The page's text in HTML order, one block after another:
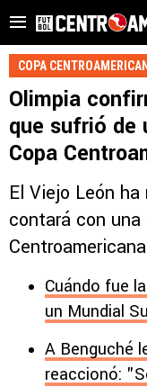
COPA
Olimpia
que sufrió de
Copa
El Viejo León
contará con
Cuándo fue
un Mundial
A Benguché
reaccionó: